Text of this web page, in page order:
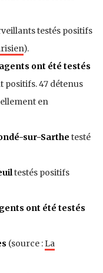
testés positifs
).
ont été testés
positifs. 47 détenus
en
sur-Sarthe testé
testés positifs
ont été testés
(source : La